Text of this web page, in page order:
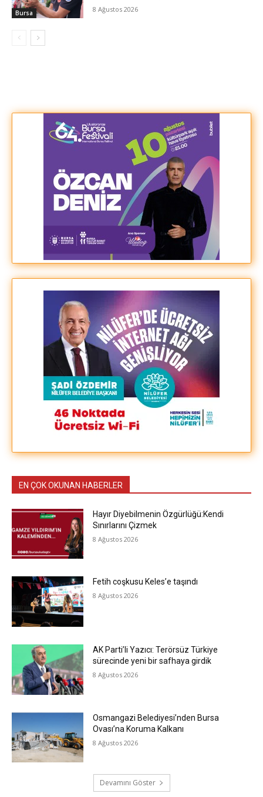
Bursa 8 Ağustos 2026
EN ÇOK OKUNAN HABERLER
Hayır Diyebilmenin Özgürlüğü:Kendi
Sınırlarını Çizmek
8 Ağustos 2026
Fetih coşkusu Keles’e taşındı
8 Ağustos 2026
AK Parti’li Yazıcı: Terörsüz Türkiye
sürecinde yeni bir safhaya girdik
8 Ağustos 2026
Osmangazi Belediyesi’nden Bursa
Ovası’na Koruma Kalkanı
8 Ağustos 2026
Devamını Göster